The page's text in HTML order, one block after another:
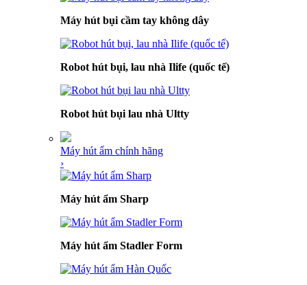
Máy hút bụi cầm tay không dây
Robot hút bụi, lau nhà Ilife (quốc tế)
Robot hút bụi lau nhà Ultty
Máy hút ẩm chính hãng
›
Máy hút ẩm Sharp
Máy hút ẩm Stadler Form